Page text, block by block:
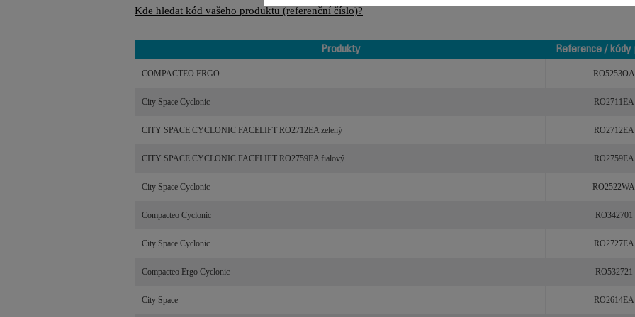
Kde hledat kód vašeho produktu (referenční číslo)?
Produkty Reference / kódy
COMPACTEO ERGO RO5253OA
City Space Cyclonic RO2711EA
CITY SPACE CYCLONIC FACELIFT RO2712EA zelený RO2712EA
CITY SPACE CYCLONIC FACELIFT RO2759EA fialový RO2759EA
City Space Cyclonic RO2522WA
Compacteo Cyclonic RO342701
City Space Cyclonic RO2727EA
Compacteo Ergo Cyclonic RO532721
City Space RO2614EA